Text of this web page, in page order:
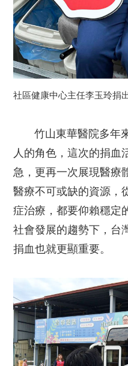
社區健康中心主任李玉玲捐
竹山東華醫院多年來
人的角色，這次的捐血
急，更再一次展現醫療
醫療不可或缺的資源，
症治療，都要仰賴穩定
社會發展的趨勢下，台
捐血也就更顯重要。